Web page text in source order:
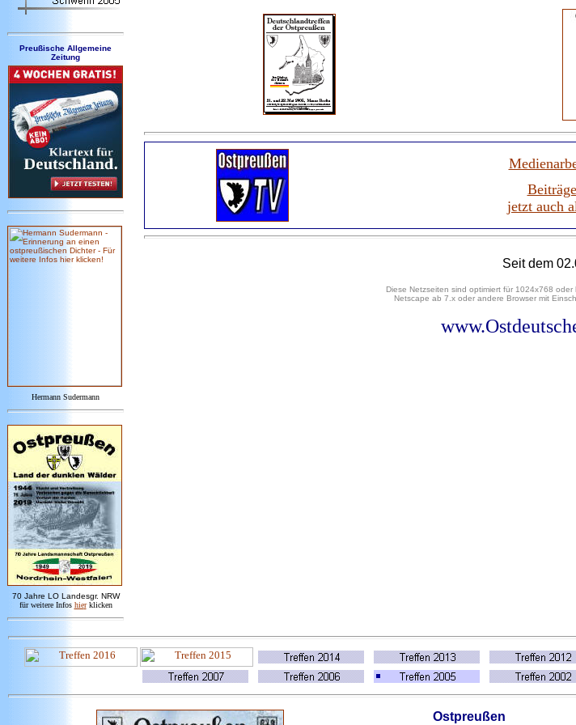
Preußische Allgemeine
Zeitung
Hermann Sudermann
70 Jahre LO Landesgr. NRW
für weitere Infos hier klicken
jetzt auch
Seit dem
Diese Netzseiten sind optimiert für 1024x768
Netscape ab 7.x oder andere Browser mit
Ostpreußen